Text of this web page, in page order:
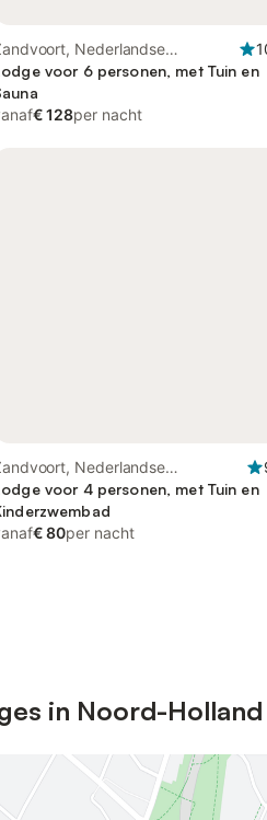
Nederlandse
voor 6 personen, met Tuin en
€ 128per nacht
Nederlandse
voor 4 personen, met Tuin en
€ 80per nacht
in Noord-Holland